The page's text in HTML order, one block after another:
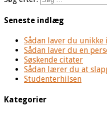
Seneste indlæg
Sådan laver du
Sådan laver du en
Søskende citater
Sådan lærer du at
Studenterhilsen
Kategorier